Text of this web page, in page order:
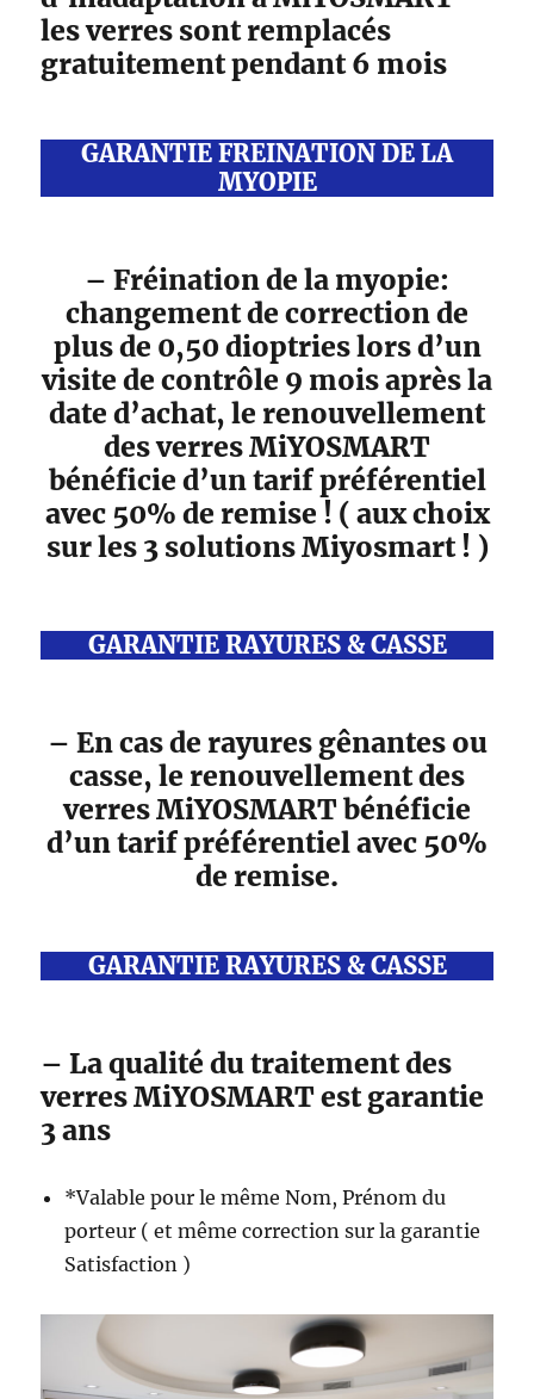
les verres sont remplacés
gratuitement pendant 6 mois
GARANTIE FREINATION DE LA
MYOPIE
– Fréination de la myopie:
changement de correction de
plus de 0,50 dioptries lors d’un
visite de contrôle 9 mois après la
date d’achat, le renouvellement
des verres MiYOSMART
bénéficie d’un tarif préférentiel
avec 50% de remise ! ( aux choix
sur les 3 solutions Miyosmart ! )
GARANTIE RAYURES & CASSE
– En cas de rayures gênantes ou
casse, le renouvellement des
verres MiYOSMART bénéficie
d’un tarif préférentiel avec 50%
de remise.
GARANTIE RAYURES & CASSE
– La qualité du traitement des
verres MiYOSMART est garantie
3 ans
*Valable pour le même Nom, Prénom du
porteur ( et même correction sur la garantie
Satisfaction )